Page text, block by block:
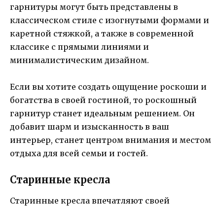
гарнитуры могут быть представлены в
классическом стиле с изогнутыми формами и
каретной стяжкой, а также в современной
классике с прямыми линиями и
минималистическим дизайном.
Если вы хотите создать ощущение роскоши и
богатства в своей гостиной, то роскошный
гарнитур станет идеальным решением. Он
добавит шарм и изысканность в ваш
интерьер, станет центром внимания и местом
отдыха для всей семьи и гостей.
Старинные кресла
Старинные кресла впечатляют своей